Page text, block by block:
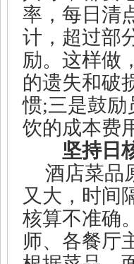
率，每日清
计，超过部
励。这样做
的遗失和破
惯;三是鼓励
饮的成本费
坚持日
酒店菜品
又大，时间
核算不准确
师、各餐厅